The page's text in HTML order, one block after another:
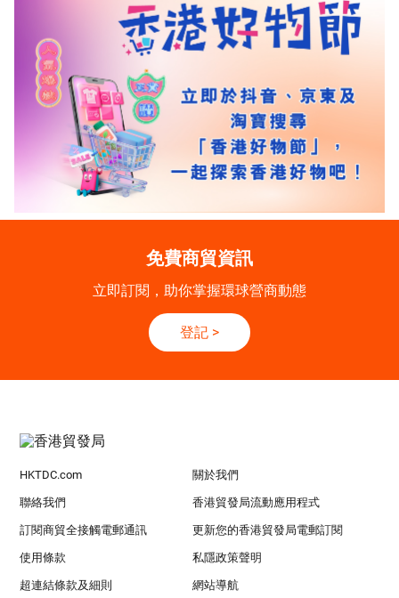
免費商貿資訊
立即訂閱，助你掌握環球營商動態
登記 >
HKTDC.com 關於我們
聯絡我們 香港貿發局流動應用程式
訂閱商貿全接觸電郵通訊 更新您的香港貿發局電郵訂閱
使用條款 私隱政策聲明
超連結條款及細則 網站導航